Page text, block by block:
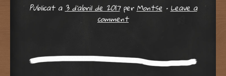
Publicat a3 d'abril de 2017perMontse •Leave a
comment